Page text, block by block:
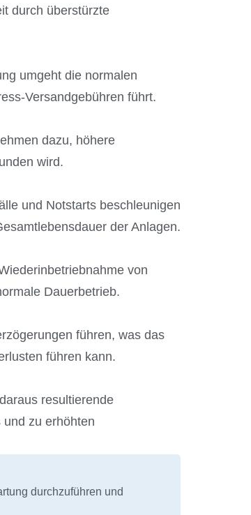
durch überstürzte
umgeht die normalen
Versandgebühren führt.
dazu, höhere
wird.
und Notstarts beschleunigen
der Anlagen.
von
Dauerbetrieb.
führen, was das
führen kann.
resultierende
zu erhöhten
durchzuführen und